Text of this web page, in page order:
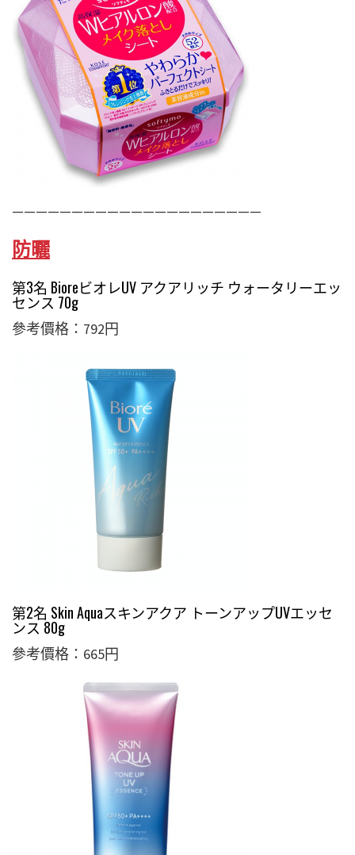
—————————————————————
防曬
第3名 BioreビオレUV アクアリッチ ウォータリーエッ
センス 70g
參考價格：792円
第2名 Skin Aquaスキンアクア トーンアップUVエッセ
ンス 80g
參考價格：665円